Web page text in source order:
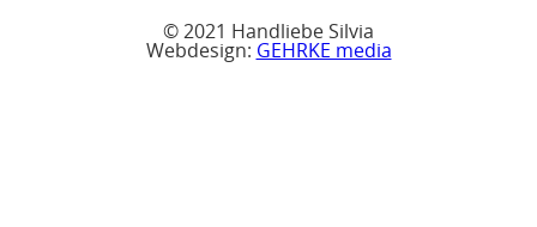
© 2021 Handliebe Silvia
Webdesign: GEHRKE media